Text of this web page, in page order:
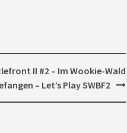
II #2 – Im Wookie-Wald
– Let’s Play SWBF2